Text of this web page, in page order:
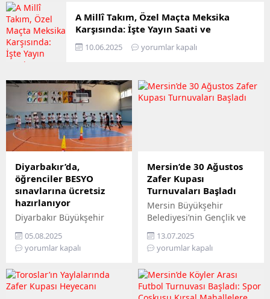
A Millî Takım, Özel Maçta Meksika
Karşısında: İşte Yayın Saati ve
Detaylar!
10.06.2025 yorumlar kapalı
Diyarbakır’da,
öğrenciler BESYO
sınavlarına ücretsiz
hazırlanıyor
Diyarbakır Büyükşehir
Spor Yüksek Okulu
sınavlarına girmek isteyen
hazırlıyor. Gençlik ve Spor
Hizmetleri Dairesi
05.08.2025
yorumlar kapalı
Mersin’de 30 Ağustos
Zafer Kupası
Turnuvaları Başladı
Mersin Büyükşehir
Belediyesi’nin Gençlik ve
Başkanlığı koordinesinde
her yıl geleneksel olarak
Bayramı’na ithafen
düzenlediği, “30 Ağustos
13.07.2025
yorumlar kapalı